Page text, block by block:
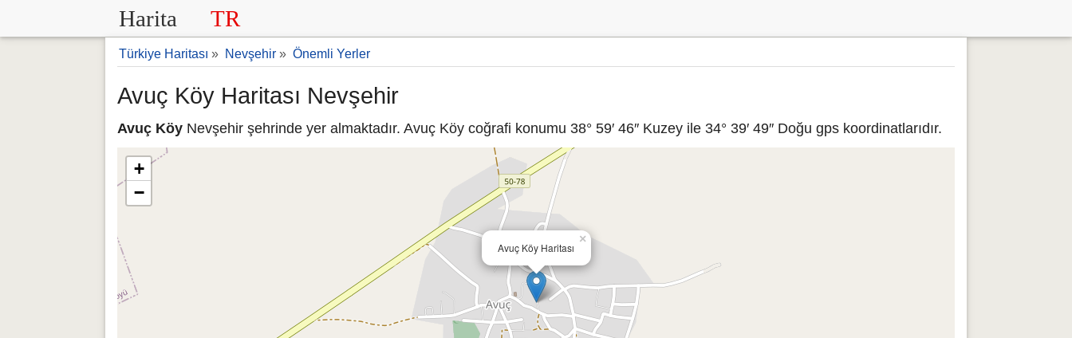
Harita TR
Türkiye Haritası » Nevşehir » Önemli Yerler
Avuç Köy Haritası Nevşehir
Avuç Köy Nevşehir şehrinde yer almaktadır. Avuç Köy coğrafi konumu 38° 59′ 46″ Kuzey ile 34° 39′ 49″ Doğu gps koordinatlarıdır.
Avuç Köy Haritası
×
+
−